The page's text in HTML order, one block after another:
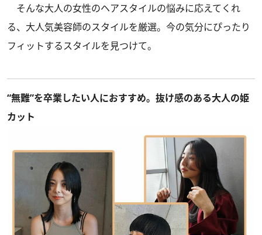
そんな大人の女性のヘアスタイルの悩みに応えてくれ
る、大人気美容師のスタイルを厳選。今の気分にぴったり
フィットするスタイルを見つけて。
“無難”を卒業したい人におすすめ。抜け感のある大人の姫
カット